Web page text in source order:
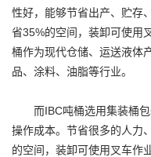
性好，能够节省出产、贮存
省35%的空间，装卸可使用
桶作为现代仓储、运送液体
品、涂料、油脂等行业。
而IBC吨桶选用集装桶包
操作成本。节省很多的人力
的空间，装卸可使用叉车作